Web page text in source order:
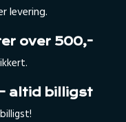
levering.
over 500,-
altid billigst